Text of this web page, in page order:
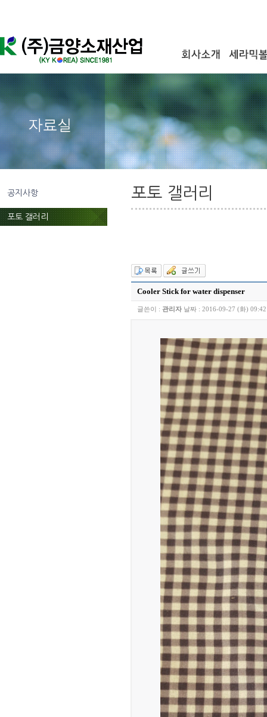
공지사항
포토 갤러리
포토 갤러리
Cooler Stick for water dispenser
글쓴이 : 관리자 날짜 : 2016-09-27 (화) 09:42